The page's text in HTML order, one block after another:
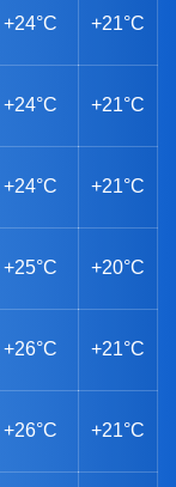
+24°C +21°C
+24°C +21°C
+24°C +21°C
+25°C +20°C
+26°C +21°C
+26°C +21°C